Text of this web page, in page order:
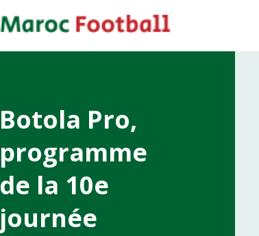
Botola Pro,
programme
de la 10e
journée